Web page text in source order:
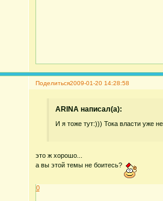
Поделиться2009-01-20 14:28:58
ARINA написал(а):
И я тоже тут:))) Тока власти уже
это ж хорошо...
а вы этой темы не боитесь?
0